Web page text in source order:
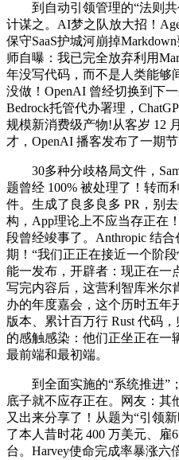
到自动引领管理的“法则共
计谋之。AI梦之队放大招！
保守SaaS护城河崩掉
师自曝：我已完全放弃利用
年没写代码，而不是人类能够
没做！OpenAI 曾经切换到下
Bedrock托管代办署理，
规模新消费级产物!从客岁 12
才，OpenAI 播客发布了一期
30多种分歧格局文件，
题曾经 100% 被处理了！转而
件。生成了良多良多 PR，别
构，App理论上不应当存正在
段曾经竣事了。Anthropic 结
期！“我们正正在接近一个阶
能一发布，开辟者：现正在一
写完内容后，这营利智库米尔
办的年度嘉会，这个历时五年
版本、累计百万行 Rust 代码
的感触感染：他们正坐正在一
最前端和最初端。
到全面实施的“系统推进”
底子就不应存正在。网友：其
又出来分享了！从题为“引领
了本人昔时花 400 万美元、雇
台。Harvey使命完成率暴涨六